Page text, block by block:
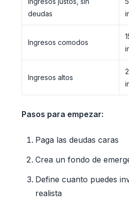
deudas
Ingresos comodos
Ingresos altos
Pasos para empezar:
Paga las deudas caras
Crea un fondo de
Define cuanto puedes
realista